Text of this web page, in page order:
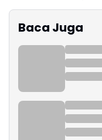
Baca Juga